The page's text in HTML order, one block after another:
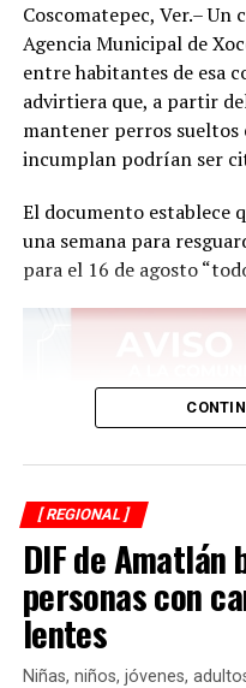
Coscomatepec, Ver.–
Agencia Municipal de
entre habitantes de esa
advirtiera que, a partir
mantener perros sueltos
incumplan podrían ser
El documento establece
una semana para
para el 16 de agosto
[ REGIONAL ]
DIF de Amatlán
personas con
lentes
Niñas, niños, jóvenes,